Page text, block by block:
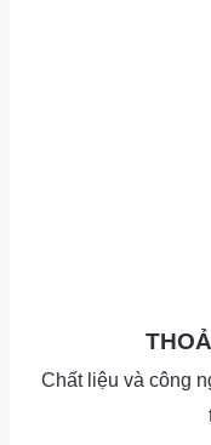
Chất liệu và công